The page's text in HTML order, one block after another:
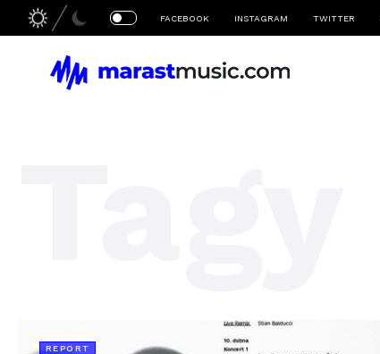
FACEBOOK INSTAGRAM TWITTER
REPORT